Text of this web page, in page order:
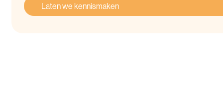
Laten we kennismaken